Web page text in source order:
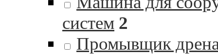
систем 2
Промывщик